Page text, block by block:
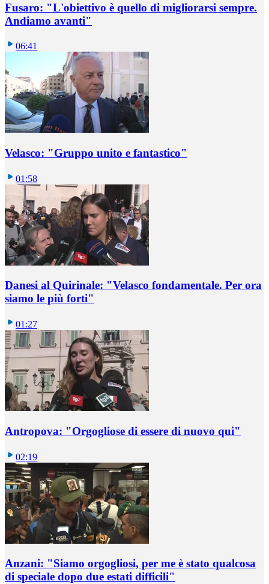
Fusaro: "L'obiettivo è quello di migliorarsi sempre.
Andiamo avanti"
06:41
Velasco: "Gruppo unito e fantastico"
01:58
Danesi al Quirinale: "Velasco fondamentale. Per ora
siamo le più forti"
01:27
Antropova: "Orgogliose di essere di nuovo qui"
02:19
Anzani: "Siamo orgogliosi, per me è stato qualcosa
di speciale dopo due estati difficili"